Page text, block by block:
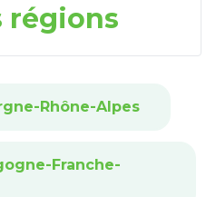
régions
Rhône-Alpes
Franche-